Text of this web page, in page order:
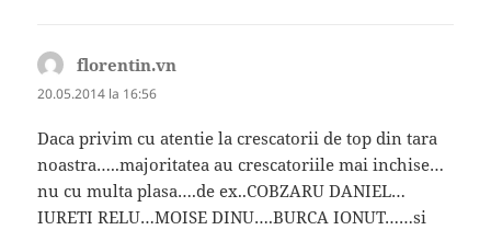
florentin.vn
20.05.2014 la 16:56
Daca privim cu atentie la crescatorii de top din tara
noastra…..majoritatea au crescatoriile mai inchise…
nu cu multa plasa….de ex..COBZARU DANIEL…
IURETI RELU…MOISE DINU….BURCA IONUT……si